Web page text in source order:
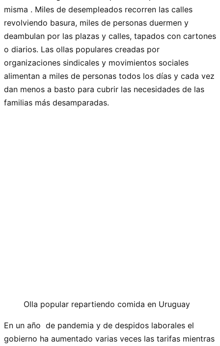
misma . Miles de desempleados recorren las calles
revolviendo basura, miles de personas duermen y
deambulan por las plazas y calles, tapados con cartones
o diarios. Las ollas populares creadas por
organizaciones sindicales y movimientos sociales
alimentan a miles de personas todos los días y cada vez
dan menos a basto para cubrir las necesidades de las
familias más desamparadas.
Olla popular repartiendo comida en Uruguay
En un año de pandemia y de despidos laborales el
gobierno ha aumentado varias veces las tarifas mientras